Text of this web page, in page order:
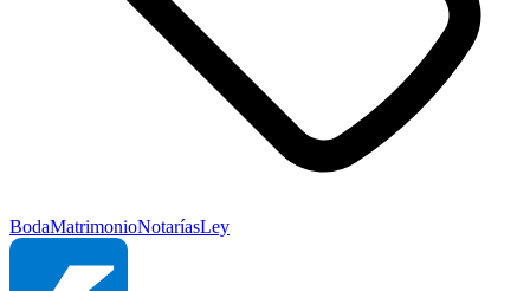
BodaMatrimonioNotaríasLey